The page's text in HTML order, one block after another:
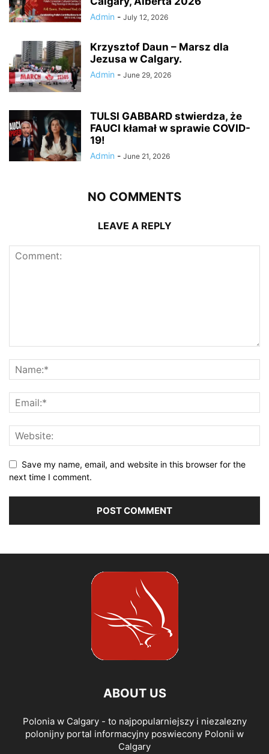
Admin - July 12, 2026
Krzysztof Daun – Marsz dla
Jezusa w Calgary.
Admin - June 29, 2026
TULSI GABBARD stwierdza, że
FAUCI kłamał w sprawie COVID-
19!
Admin - June 21, 2026
NO COMMENTS
LEAVE A REPLY
Save my name, email, and website in this browser for the
next time I comment.
ABOUT US
Polonia w Calgary - to najpopularniejszy i niezalezny
polonijny portal informacyjny poswiecony Polonii w
Calgary